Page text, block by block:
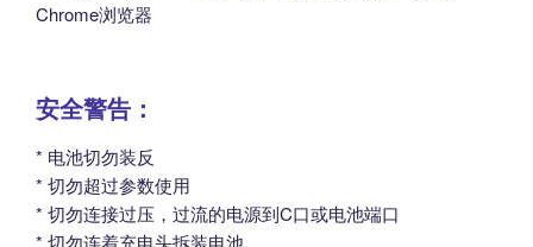
Chrome浏览器
安全警告：
* 电池切勿装反
* 切勿超过参数使用
* 切勿连接过压，过流的电源到C口或电池端口
* 切勿连着充电头拆装电池